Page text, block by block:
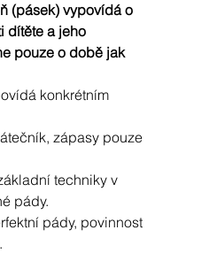
(pásek) vypovídá o
dítěte a jeho
pouze o době jak
konkrétním
zápasy pouze
techniky v
pády.
pády, povinnost